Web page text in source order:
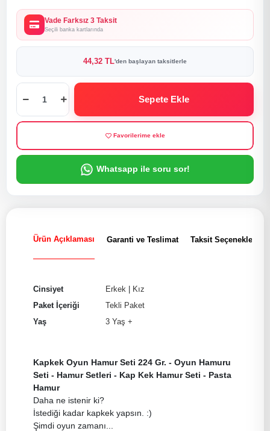
Vade Farksız 3 Taksit
Seçili banka kartlarında
44,32 TL'den başlayan taksitlerle
Sepete Ekle
Favorilerime ekle
Whatsapp ile soru sor!
Ürün Açıklaması Garanti ve Teslimat Taksit Seçenekleri
Cinsiyet Erkek | Kız
Paket İçeriği
Tekli Paket
Yaş
3 Yaş +
Kapkek Oyun Hamur Seti 224 Gr. - Oyun Hamuru
Seti - Hamur Setleri - Kap Kek Hamur Seti - Pasta
Hamur
Daha ne istenir ki?
İstediği kadar kapkek yapsın. :)
Şimdi oyun zamanı...